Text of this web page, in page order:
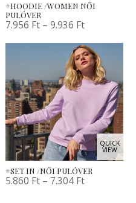
#HOODIE /WOMEN NŐI
PULÓVER
7.956 Ft –9.936 Ft
QUICK
VIEW
#SET IN /NŐI PULÓVER
5.860 Ft – 7.304 Ft